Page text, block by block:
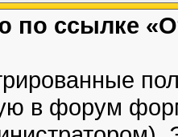
по ссылке
в форум